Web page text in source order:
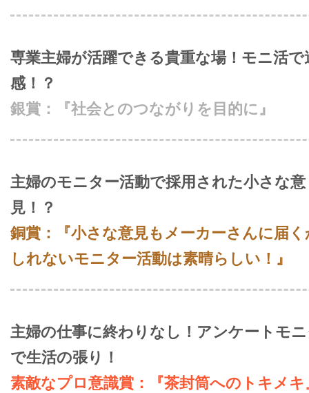
専業主婦が活躍できる貴重な場！モニ活で
感！？
銀賞：『社会とのつながりを目的に』
主婦のモニター活動で採用された小さな意
見！？
銅賞：『小さな意見もメーカーさんに届
しれないモニター活動は素晴らしい！』
主婦の仕事に終わりなし！アンケートモ
で生活の張り！
素敵なプロ意識賞：『茶封筒へのトキメキ